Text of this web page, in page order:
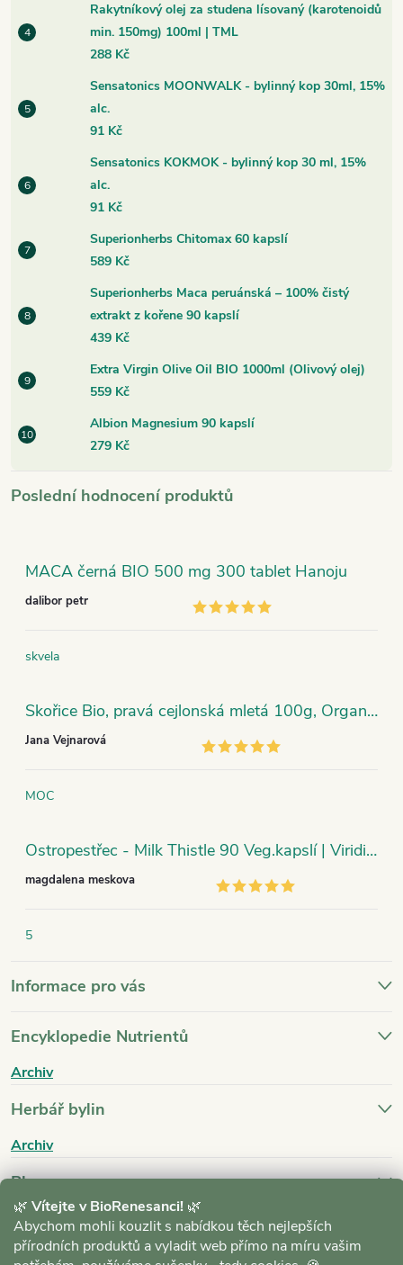
🌿 Vítejte v BioRenesanci! 🌿
Abychom mohli kouzlit s nabídkou těch nejlepších
přírodních produktů a vyladit web přímo na míru vašim
Rakytníkový olej za studena lísovaný (karotenoidů
min. 150mg) 100ml | TML
288 Kč
Sensatonics MOONWALK - bylinný kop 30ml, 15%
alc.
91 Kč
Sensatonics KOKMOK - bylinný kop 30 ml, 15%
alc.
91 Kč
Superionherbs Chitomax 60 kapslí
589 Kč
Superionherbs Maca peruánská – 100% čistý
extrakt z kořene 90 kapslí
439 Kč
Extra Virgin Olive Oil BIO 1000ml (Olivový olej)
559 Kč
Albion Magnesium 90 kapslí
279 Kč
Poslední hodnocení produktů
MACA černá BIO 500 mg 300 tablet Hanoju
dalibor petr
skvela
Skořice Bio, pravá cejlonská mletá 100g, Organic India
Jana Vejnarová
MOC
Ostropestřec - Milk Thistle 90 Veg.kapslí | Viridian
magdalena meskova
5
Informace pro vás
Encyklopedie Nutrientů
Archiv
Herbář bylin
Archiv
Blog
Archiv